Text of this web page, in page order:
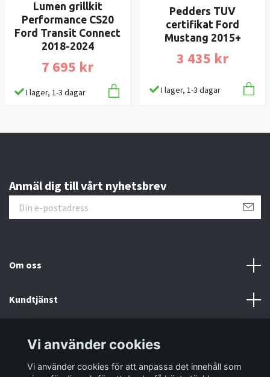
Lumen grillkit
Performance CS20
Ford Transit Connect
2018-2024
7 695 kr
I lager, 1-3 dagar
Pedders TUV
certifikat Ford
Mustang 2015+
3 435 kr
I lager, 1-3 dagar
Anmäl dig till vårt nyhetsbrev
Om oss
Kundtjänst
Sociala medier
Vi använder cookies
Vi använder cookies för att anpassa det innehåll som